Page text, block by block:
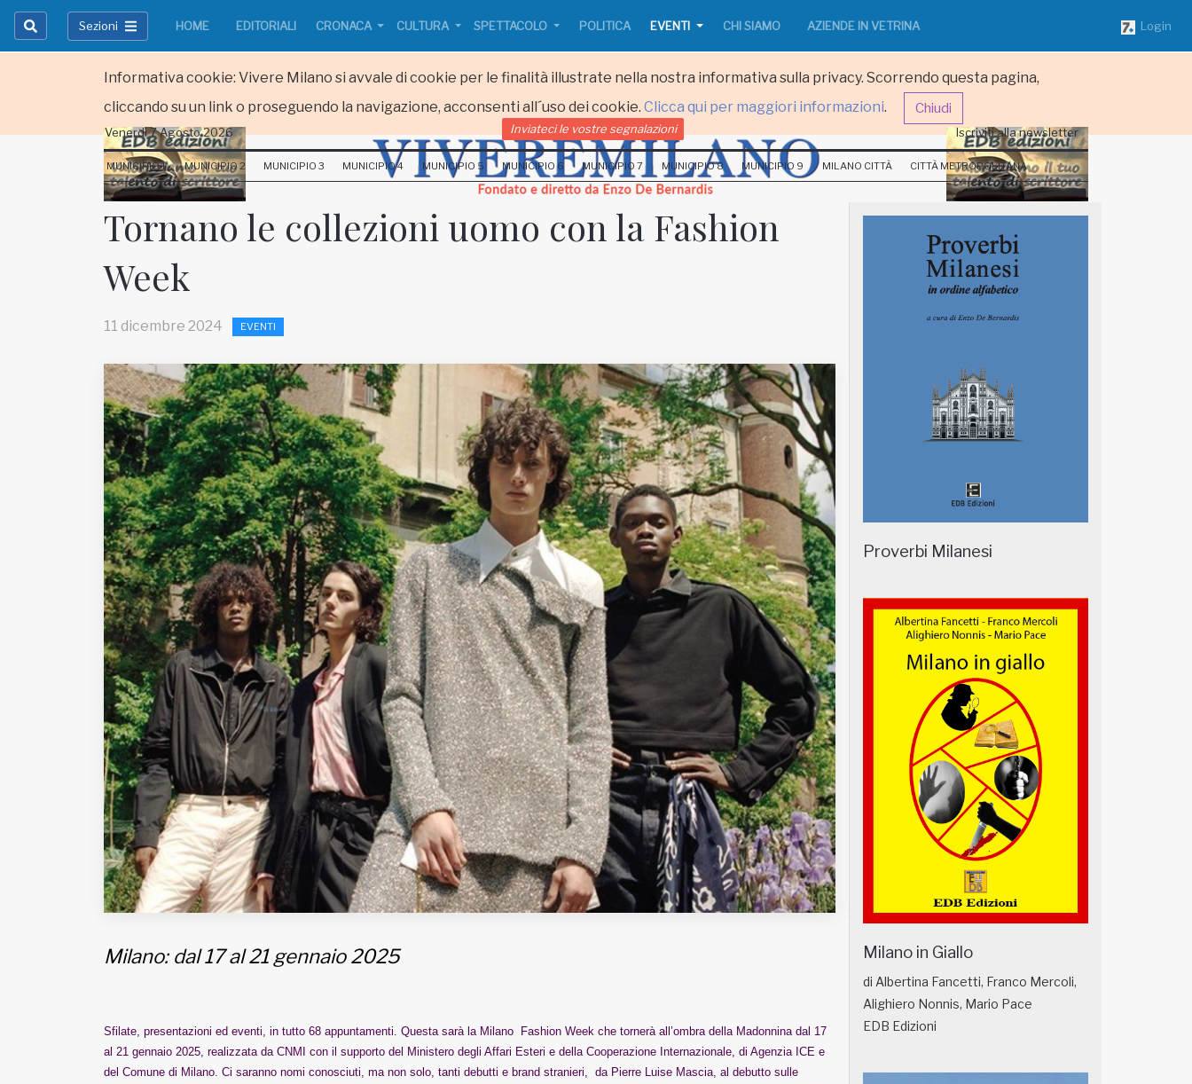
Informativa cookie: Vivere Milano si avvale di cookie per le finalità illustrate nella nostra informativa sulla privacy. Scorrendo questa pagina,
cliccando su un link o proseguendo la navigazione, acconsenti all´uso dei cookie. Clicca qui per maggiori informazioni. Chiudi
Sezioni HOME EDITORIALI CRONACA CULTURA SPETTACOLO POLITICA EVENTI CHI SIAMO AZIENDE IN VETRINA Login
Inviateci le vostre segnalazioni
Iscriviti alla newsletter
www.viveremilano.info
Fondato e diretto da Enzo De
EDB edizioni - Via Brivio angolo C.
Imbonati, 89 20159 Milano (Italia)
Informativa sulla privacy
Venerdi 7 Agosto 2026 Inviateci le vostre segnalazioni Iscriviti alla newsletter
MUNICIPIO 1 MUNICIPIO 2 MUNICIPIO 3 MUNICIPIO 4 MUNICIPIO 5 MUNICIPIO 6 MUNICIPIO 7 MUNICIPIO 8 MUNICIPIO 9 MILANO CITTÀ CITTÀ METROPOLITANA
Tornano le collezioni uomo con la Fashion
Week
11 dicembre 2024 EVENTI
Milano: dal 17 al 21 gennaio 2025
Sfilate, presentazioni ed eventi, in tutto 68 appuntamenti. Questa sarà la Milano Fashion Week che tornerà all’ombra della Madonnina dal 17
al 21 gennaio 2025, realizzata da CNMI con il supporto del Ministero degli Affari Esteri e della Cooperazione Internazionale, di Agenzia ICE e
del Comune di Milano. Ci saranno nomi conosciuti, ma non solo, tanti debutti e brand stranieri, da Pierre Luise Mascia, al debutto sulle
Proverbi Milanesi
Milano in Giallo
di Albertina Fancetti, Franco Mercoli,
Alighiero Nonnis, Mario Pace
EDB Edizioni